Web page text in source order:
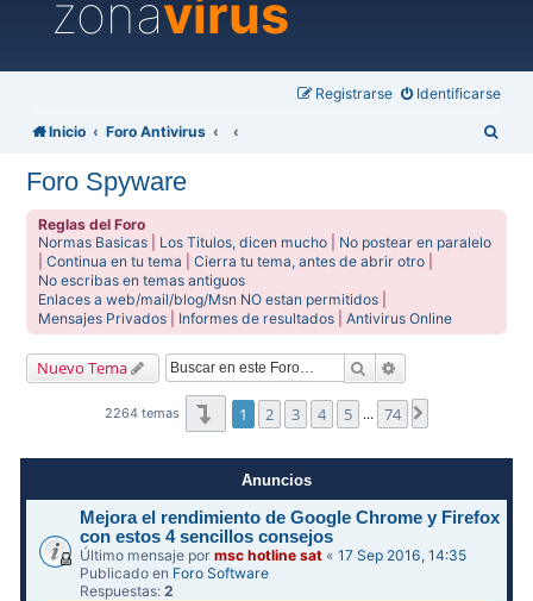
zonavirus
Identificarse
Registrarse
Inicio Foro Antivirus
Foro Spyware
Reglas del Foro
Normas Basicas
Los Titulos, dicen mucho
No postear en paralelo
|Continua en tu tema |Cierra tu tema, antes de abrir otro
No escribas en temas antiguos
Enlaces a web/mail/blog/Msn NO estan permitidos
Mensajes Privados
Informes de resultados |Antivirus Online
Nuevo Tema Buscar
2264 temas Página1de74
1 2 3 4 5 … 74
Anuncios
Mejora el rendimiento de Google Chrome y Firefox
con estos 4 sencillos consejos
Último mensaje pormsc hotline sat «17 Sep 2016, 14:35
Publicado en Foro Software
Respuestas:2